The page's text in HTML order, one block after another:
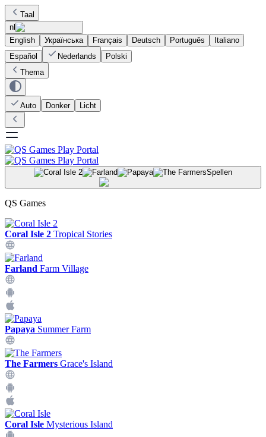
Taal
nl
English
Українська Français Deutsch Português
Italiano
Español
Nederlands
Polski
Thema
Auto Donker Licht
Spellen
QS Games
Coral Isle 2 Tropical Stories
Farland Farm Village
Papaya Summer Farm
The Farmers Grace's Island
Coral Isle Mysterious Island